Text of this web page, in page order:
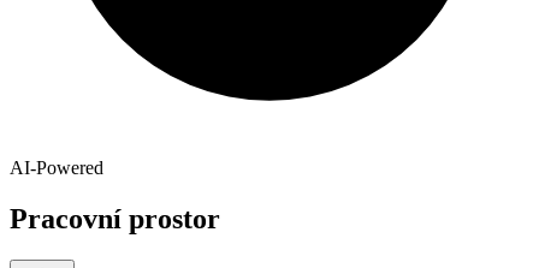
AI-Powered
Pracovní prostor